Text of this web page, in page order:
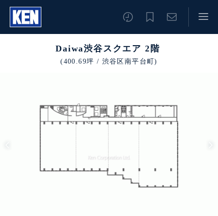
Daiwa渋谷スクエア 2階
(400.69坪 / 渋谷区南平台町)